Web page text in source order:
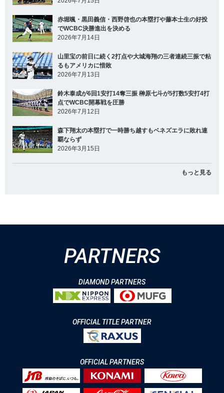
赤堀颯・黒田義信・西野啓也の本塁打や藤本士生の好投
でWCBC決勝進出を決める
2026年7月14日
山里宝の前日に続く2打点や大城海翔の三者連続三振で粘
るもアメリカに惜敗
2026年7月13日
鈴木泰成が6回1安打14奪三振 榊原七斗が5打数5安打4打
点でWCBC開幕戦を圧勝
2026年7月12日
森下翔太の本塁打で一時勝ち越すもベネズエラに敗れ連
覇ならず
2026年3月15日
もっと見る
PARTNERS
DIAMOND PARTNERS
OFFICIAL TITLE PARTNER
OFFICIAL PARTNERS